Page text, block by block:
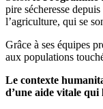
pire sécheresse
l’agriculture, qui se
Grâce à ses équipes
aux populations
Le contexte
d’une aide vitale